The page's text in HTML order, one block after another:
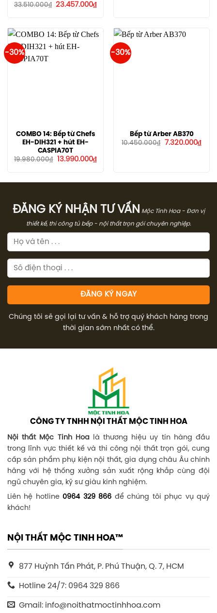
33.510.000₫
Giá
23.457.000₫Giá
23.457.000₫.
-30%
COMBO 14: Bếp từ Chefs
EH-DIH321 + hút EH-
CASPIA70T
19.980.000₫
Giá
13.990.000₫Giá
13.990.000₫.
-30%
Bếp từ Arber AB370
10.450.000₫
Giá
7.320.000₫Giá
ĐĂNG KÝ NHẬN TƯ VẤN Mộc Tinh Hoa - Đơn vị
thiết kế, thi công tủ bếp - nội thất trọn gói chuyên nghiệp.
Chúng tôi sẽ gọi lại tư vấn & hỗ trợ quý khách hàng trong
thời gian sớm nhất có thể.
CÔNG TY TNHH NỘI THẤT MỘC TINH HOA
Nội thất Mộc Tinh Hoalà thương hiệu uy tín hàng đầu
trong lĩnh vực thiết kế và thi công nội thất trọn gói, cung
cấp sản phẩm phụ kiện nội thất, gia dụng châu Âu chính
hãng với hệ thống xưởng sản xuất rộng khắp cùng đội
ngũ chuyên gia, kỹ sư giàu kinh nghiệm.
Liên hệ hotline 0964 329 866 để chúng tôi phục vụ quý
khách!
NỘI THẤT MỘC TINH HOA™
877 Huỳnh Tấn Phát, P. Phú Thuận, Q. 7, HCM
Hotline 24/7: 0964 329 866
Gmail: info@noithatmoctinhhoa.com